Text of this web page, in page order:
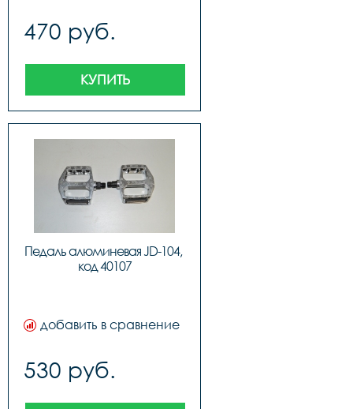
470 руб.
КУПИТЬ
Педаль алюминевая JD-104,
код 40107
добавить в сравнение
530 руб.